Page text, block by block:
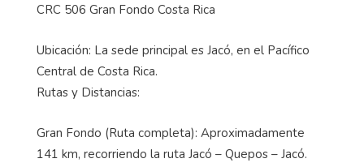
CRC 506 Gran Fondo Costa Rica
Ubicación: La sede principal es Jacó, en el Pacífico
Central de Costa Rica.
Rutas y Distancias:
Gran Fondo (Ruta completa): Aproximadamente
141 km, recorriendo la ruta Jacó – Quepos – Jacó.